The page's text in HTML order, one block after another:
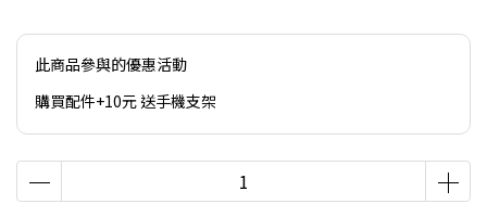
此商品參與的優惠活動
購買配件+10元 送手機支架